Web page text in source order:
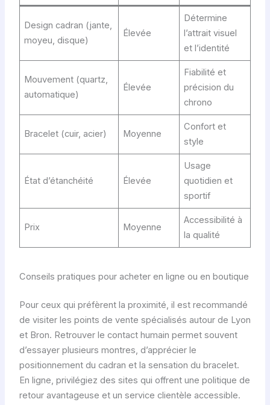
Design cadran (jante,
moyeu, disque)
Élevée
Détermine
l’attrait visuel
et l’identité
Mouvement (quartz,
automatique)
Élevée
Fiabilité et
précision du
chrono
Bracelet (cuir, acier) Moyenne
Confort et
style
État d’étanchéité Élevée
Usage
quotidien et
sportif
Prix Moyenne
Accessibilité à
la qualité
Conseils pratiques pour acheter en ligne ou en boutique
Pour ceux qui préfèrent la proximité, il est recommandé
de visiter les points de vente spécialisés autour de Lyon
et Bron. Retrouver le contact humain permet souvent
d’essayer plusieurs montres, d’apprécier le
positionnement du cadran et la sensation du bracelet.
En ligne, privilégiez des sites qui offrent une politique de
retour avantageuse et un service clientèle accessible.